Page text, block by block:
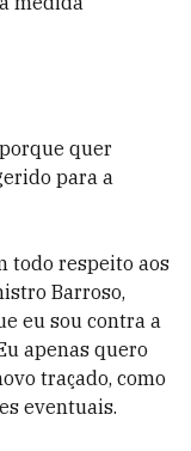
quer
para a
todo respeito aos
Barroso,
eu sou contra a
apenas quero
traçado, como
eventuais.